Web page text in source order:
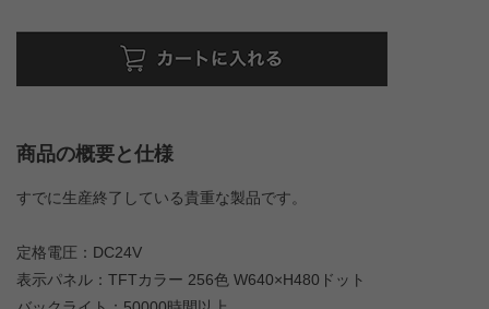
商品の概要と仕様
すでに生産終了している貴重な製品です。
定格電圧：DC24V
表示パネル：TFTカラー 256色 W640×H480ドット